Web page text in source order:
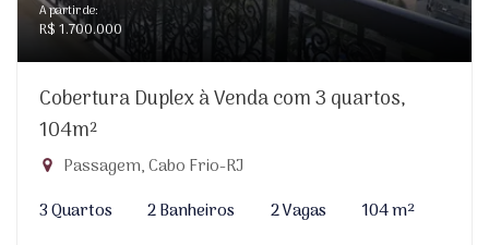
A partir de:
R$ 1.700.000
Cobertura Duplex à Venda com 3 quartos,
104m²
Passagem, Cabo Frio-RJ
3 Quartos
2 Banheiros 2 Vagas
104 m²